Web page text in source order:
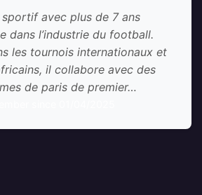
avec plus de 7 ans
dans l’industrie du football.
les tournois internationaux et
il collabore avec des
de paris de premier…